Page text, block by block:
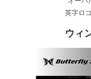
英字ロ
ウィ